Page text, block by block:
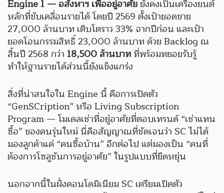
Engine 1 — อสังหาฯ เพื่ออยู่อาศัย ยังคงเป็นเครื่องยนต์
หลักที่ขับเคลื่อนรายได้ โดยปี 2569 ตั้งเป้ายอดขาย
27,000 ล้านบาท เติบโตราว 33% จากปีก่อน และเป้า
ยอดโอนกรรมสิทธิ์ 23,000 ล้านบาท ด้วย Backlog ณ
สิ้นปี 2568 กว่า 18,500 ล้านบาท ที่พร้อมทยอยรับรู้
ทำให้ฐานรายได้ส่วนนี้ยังแข็งแกร่ง
สิ่งที่น่าสนใจใน Engine นี้ คือการเปิดตัว
“GenSCription” หรือ Living Subscription
Program — โมเดลเช่าที่อยู่อาศัยที่ตอบเทรนด์ “เช่าแทน
ซื้อ” ของคนรุ่นใหม่ นี่คือสัญญาณที่ชัดเจนว่า SC ไม่ได้
มองลูกค้าแค่ “คนซื้อบ้าน” อีกต่อไป แต่มองเป็น “คนที่
ต้องการโซลูชันการอยู่อาศัย” ในรูปแบบที่ยืดหยุ่น
นอกจากนี้ในฝั่งคอนโดมิเนียม SC เตรียมเปิดตัว